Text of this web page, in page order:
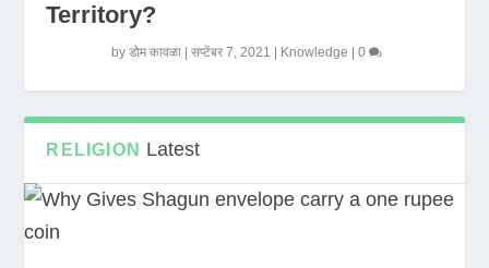
Territory?
byडोम कावळा |सप्टेंबर 7, 2021 Knowledge |0
RELIGION Latest